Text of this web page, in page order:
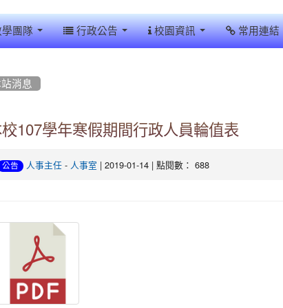
團隊 行政公告 校園資訊 常用連結
消息
107學年寒假期間行政人員輪值表
公告 人事主任- 人事室 | 2019-01-14 | 點閱數： 688